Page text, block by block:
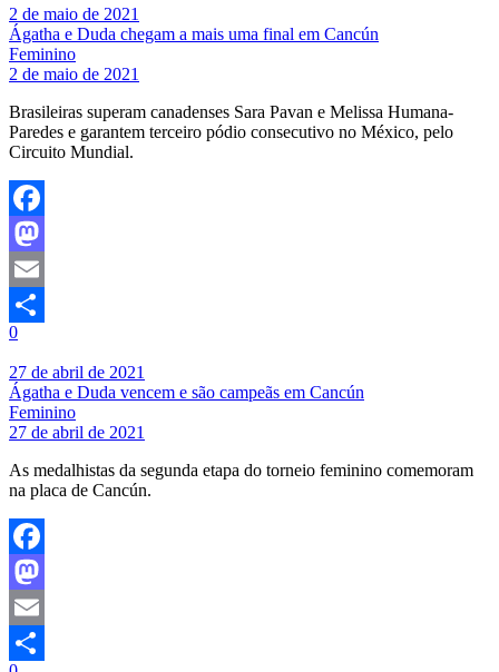
2 de maio de 2021
Ágatha e Duda chegam a mais uma final em Cancún
Feminino
2 de maio de 2021
Brasileiras superam canadenses Sara Pavan e Melissa Humana-
Paredes e garantem terceiro pódio consecutivo no México, pelo
Circuito Mundial.
Facebook
Mastodon
Email
Share
0
27 de abril de 2021
Ágatha e Duda vencem e são campeãs em Cancún
Feminino
27 de abril de 2021
As medalhistas da segunda etapa do torneio feminino comemoram
na placa de Cancún.
Facebook
Mastodon
Email